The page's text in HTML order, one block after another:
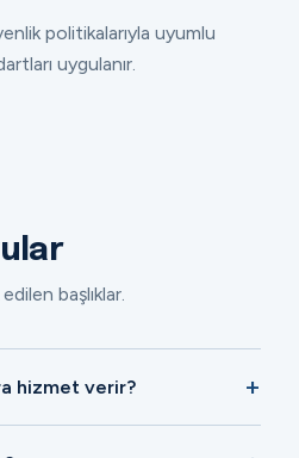
politikalarıyla uyumlu
uygulanır.
başlıklar.
hizmet verir?